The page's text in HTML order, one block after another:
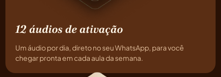
12 áudios de ativação
Um áudio por dia, direto no seu WhatsApp, para você
chegar pronta em cada aula da semana.